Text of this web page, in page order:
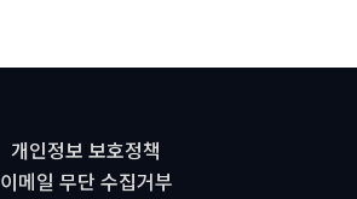
개인정보 보호정책
이메일 무단 수집거부